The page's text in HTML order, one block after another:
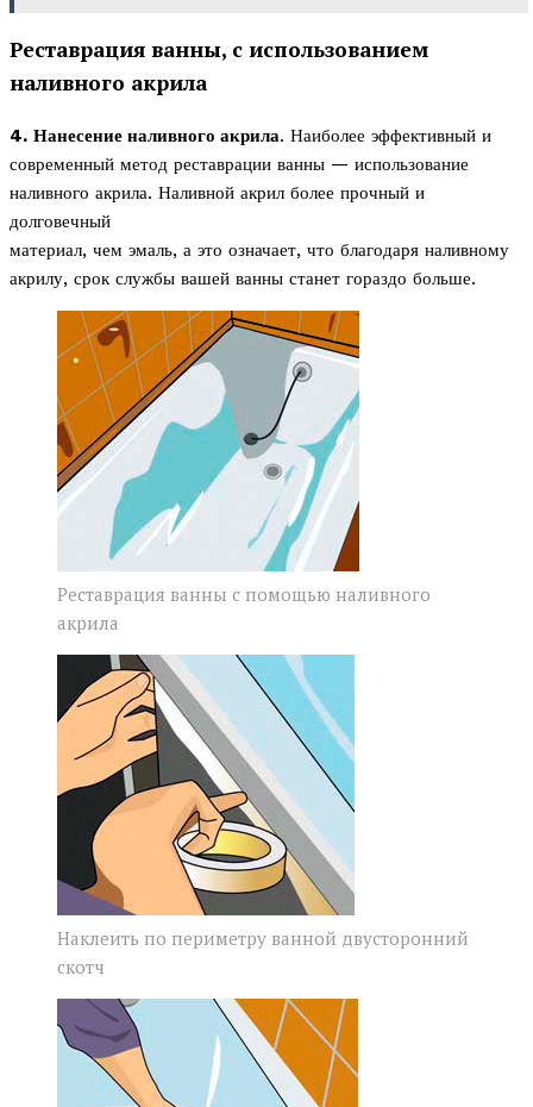
Реставрация ванны, с использованием
наливного акрила
4. Нанесение наливного акрила. Наиболее эффективный и
современный метод реставрации ванны — использование
наливного акрила. Наливной акрил более прочный и
долговечный
материал, чем эмаль, а это означает, что благодаря наливному
акрилу, срок службы вашей ванны станет гораздо больше.
Реставрация ванны с помощью наливного
акрила
Наклеить по периметру ванной двусторонний
скотч